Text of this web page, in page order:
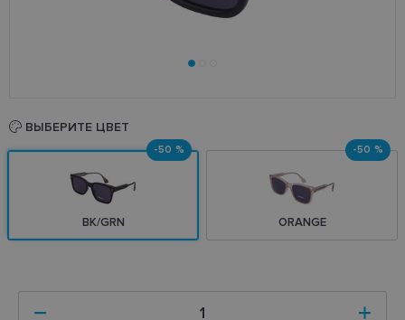
ВЫБЕРИТЕ ЦВЕТ
BK/GRN
-50 %
ORANGE
-50 %